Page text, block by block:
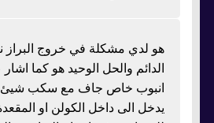
هو لدي مشكلة في خروج البراز
الدائم والحل الوحيد هو كما
انبوب خاص جاف مع سكب شيئ
يدخل الى داخل الكولن او